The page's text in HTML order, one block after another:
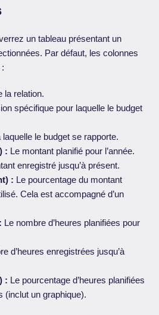
un tableau présentant un
Par défaut, les colonnes
la relation.
spécifique pour laquelle le budget
laquelle le budget se rapporte.
: Le montant planifié pour l’année.
enregistré jusqu’à présent.
: Le pourcentage du montant
Cela est accompagné d’un
Le nombre d’heures planifiées pour
d’heures enregistrées jusqu’à
: Le pourcentage d’heures planifiées
(inclut un graphique).